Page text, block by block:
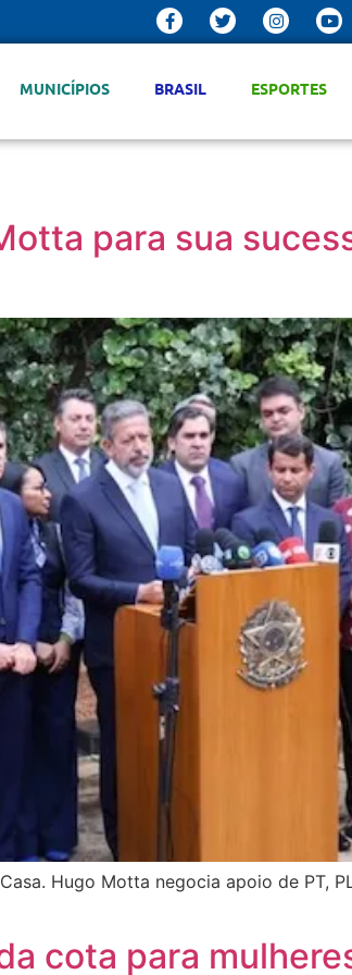
MUNICÍPIOS BRASIL ESPORTES
para sua
Hugo Motta negocia apoio de PT,
cota para